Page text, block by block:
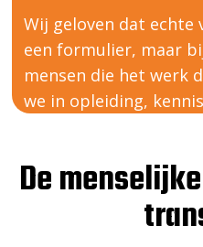
Wij geloven dat
een formulier, maar
mensen die het werk
we in opleiding,
De